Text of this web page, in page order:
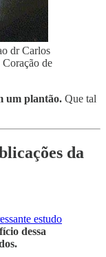
dr Carlos
de
um plantão. Que tal
da
estudo
dessa